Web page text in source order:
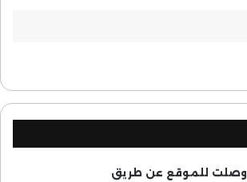
وصلت للموقع عن طريق